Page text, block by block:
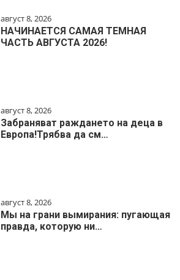
август 8, 2026
НАЧИНАЕТСЯ САМАЯ ТЕМНАЯ
ЧАСТЬ АВГУСТА 2026!
август 8, 2026
Забраняват раждането на деца в
Европа!Трябва да см…
август 8, 2026
Мы на грани вымирания: пугающая
правда, которую ни…